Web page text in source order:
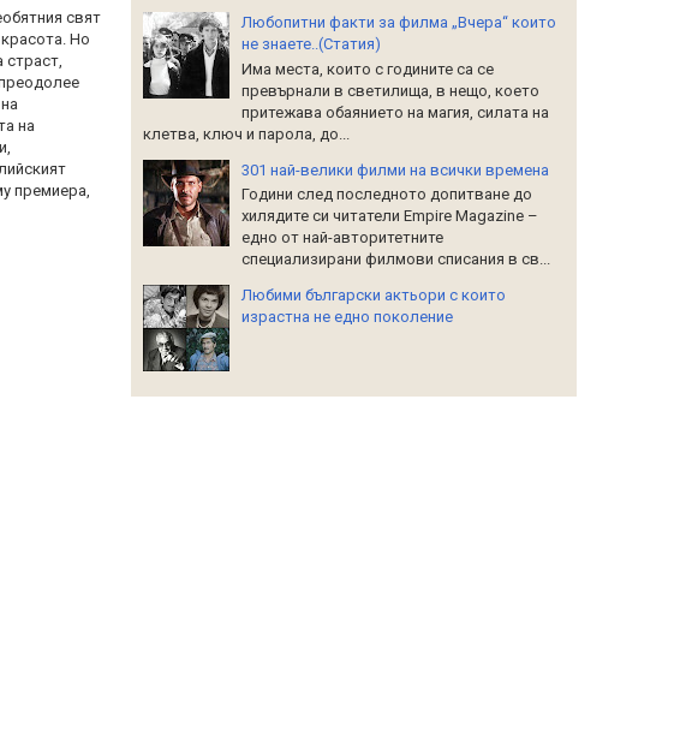
свят
Но
страст,
на
премиера,
Любопитни факти за филма „Вчера“ които
не знаете..(Статия)
Има места, които с годините са се
превърнали в светилища, в нещо, което
притежава обаянието на магия, силата на
клетва, ключ и парола, до...
301 най-велики филми на всички времена
Години след последното допитване до
хилядите си читатели Empire Magazine –
едно от най-авторитетните
специализирани филмови списания в св...
Любими български актьори с които
израстна не едно поколение